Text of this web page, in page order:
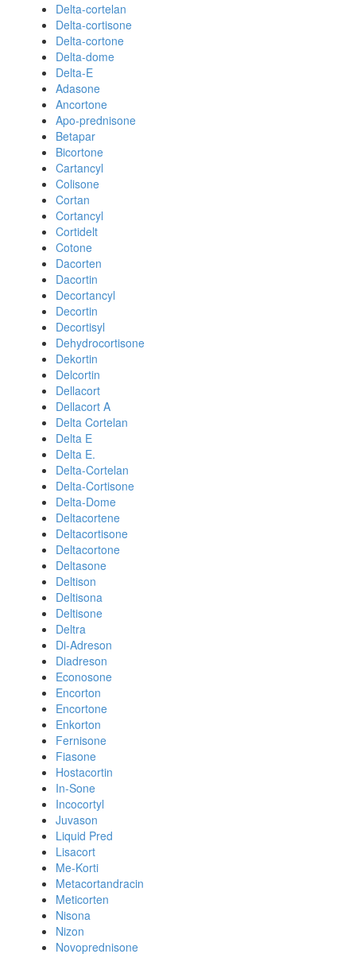
Delta-cortelan
Delta-cortisone
Delta-cortone
Delta-dome
Delta-E
Adasone
Ancortone
Apo-prednisone
Betapar
Bicortone
Cartancyl
Colisone
Cortan
Cortancyl
Cortidelt
Cotone
Dacorten
Dacortin
Decortancyl
Decortin
Decortisyl
Dehydrocortisone
Dekortin
Delcortin
Dellacort
Dellacort A
Delta Cortelan
Delta E
Delta E.
Delta-Cortelan
Delta-Cortisone
Delta-Dome
Deltacortene
Deltacortisone
Deltacortone
Deltasone
Deltison
Deltisona
Deltisone
Deltra
Di-Adreson
Diadreson
Econosone
Encorton
Encortone
Enkorton
Fernisone
Fiasone
Hostacortin
In-Sone
Incocortyl
Juvason
Liquid Pred
Lisacort
Me-Korti
Metacortandracin
Meticorten
Nisona
Nizon
Novoprednisone